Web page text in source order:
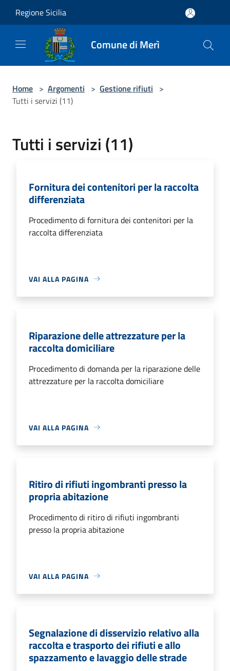
Regione Sicilia
Comune di Merì
Home > Argomenti > Gestione rifiuti >
Tutti i servizi (11)
Tutti i servizi (11)
Fornitura dei contenitori per la raccolta
differenziata
Procedimento di fornitura dei contenitori per la
raccolta differenziata
VAI ALLA PAGINA
Riparazione delle attrezzature per la
raccolta domiciliare
Procedimento di domanda per la riparazione delle
attrezzature per la raccolta domiciliare
VAI ALLA PAGINA
Ritiro di rifiuti ingombranti presso la
propria abitazione
Procedimento di ritiro di rifiuti ingombranti
presso la propria abitazione
VAI ALLA PAGINA
Segnalazione di disservizio relativo alla
raccolta e trasporto dei rifiuti e allo
spazzamento e lavaggio delle strade